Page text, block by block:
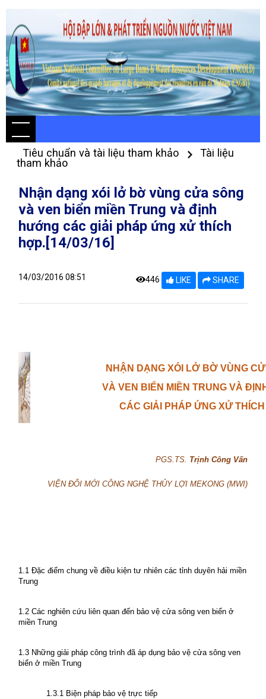
Tiêu chuẩn và tài liệu tham khảo
Tài liệu
tham khảo
Nhận dạng xói lở bờ vùng cửa sông
và ven biển miền Trung và định
hướng các giải pháp ứng xử thích
hợp.[14/03/16]
14/03/2016 08:51 446 LIKE SHARE
NHẬN DẠNG XÓI LỞ BỜ VÙNG
VÀ VEN BIỂN MIỀN TRUNG VÀ
CÁC GIẢI PHÁP ỨNG XỬ
PGS.TS. Trịnh Công Vấn
VIỆN ĐỔI MỚI CÔNG NGHỆ THỦY LỢI MEKONG (MWI)
1.1 Đặc điểm chung về điều kiện tư nhiên các tỉnh duyên hải miền
Trung
1.2 Các nghiên cứu liên quan đến bảo vệ cửa sông ven biển ở
miền Trung
1.3 Những giải pháp công trình đã áp dụng bảo vệ cửa sông ven
biển ở miền Trung
1.3.1 Biện pháp bảo vệ trực tiếp